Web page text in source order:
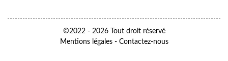
©2022 - 2026 Tout droit réservé
Mentions légales- Contactez-nous